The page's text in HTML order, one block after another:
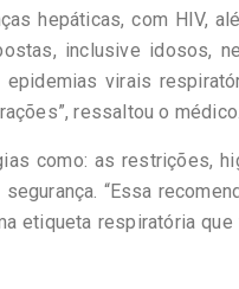
hepáticas, com HIV,
inclusive idosos,
virais
ressaltou o médico.
como: as restrições,
“Essa
etiqueta respiratória